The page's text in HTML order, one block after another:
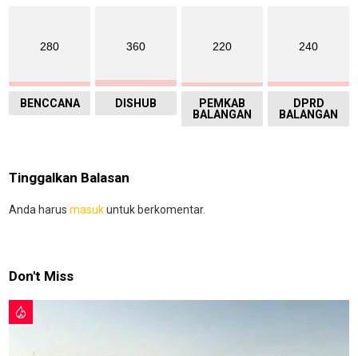
280
BENCCANA
360
DISHUB
220
PEMKAB
BALANGAN
240
DPRD
BALANGAN
Tinggalkan Balasan
Anda harus masukuntuk berkomentar.
Don't Miss